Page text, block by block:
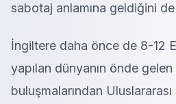
sabotaj anlamına geldiğini
İngiltere daha önce de 8-12
yapılan dünyanın önde
buluşmalarından